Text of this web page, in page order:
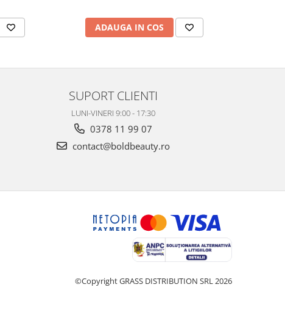
ADAUGA IN COS
SUPORT CLIENTI
LUNI-VINERI 9:00 - 17:30
0378 11 99 07
contact@boldbeauty.ro
©Copyright GRASS DISTRIBUTION SRL 2026